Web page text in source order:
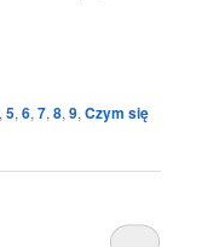
,5,6,7,8,9,Czym się